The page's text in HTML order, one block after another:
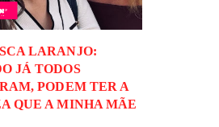
LARANJO:
JÁ TODOS
PODEM TER A
QUE A MINHA MÃE